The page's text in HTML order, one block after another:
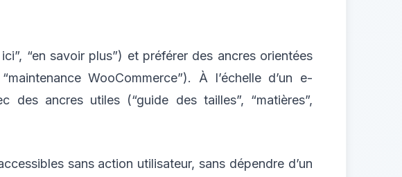
“en savoir plus”) et préférer des ancres orientées
“maintenance WooCommerce”). À l’échelle d’un e-
ancres utiles (“guide des tailles”, “matières”,
sans action utilisateur, sans dépendre d’un